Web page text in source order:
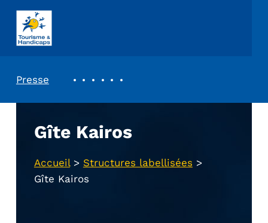
ASSOCIATION TOURISME ET HANDICAPS
Presse
Gîte Kairos
Accueil> Structures labellisées >
Gîte Kairos